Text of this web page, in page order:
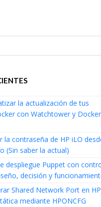
la actualización de tus
con Watchtower y Docker
la contraseña de HP iLO
(Sin saber la actual)
despliegue Puppet con
decisión y
Shared Network Port en
mediante HPONCFG